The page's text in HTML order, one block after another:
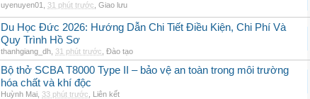
uyenuyen01 31 phút trước Giao lưu
Du Học Đức 2026: Hướng Dẫn Chi Tiết Điều Kiện, Chi Phí Và
Quy Trình Hồ Sơ
thanhgiang_dh 31 phút trước Đào tạo
Bộ thở SCBA T8000 Type II – bảo vệ an toàn trong môi trường
hóa chất và khí độc
Huỳnh Mai 33 phút trước Liên kết